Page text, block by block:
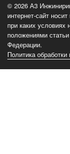
Нагорный
проезд
д.7
стр.
117105
© 2026 А3
интернет-сайт
при каких
положениями
Федерации.
Политика